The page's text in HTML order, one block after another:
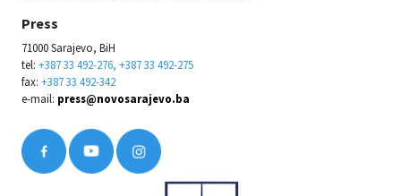
Press
71000 Sarajevo, BiH
tel: +387 33 492-276, +387 33 492-275
fax: +387 33 492-342
e-mail: press@novosarajevo.ba